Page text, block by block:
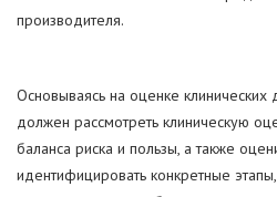
производителя.
Основываясь на оценке
должен рассмотреть клиническую
баланса риска и пользы, а также
идентифицировать конкретные